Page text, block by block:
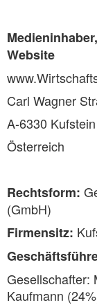
Website
Carl Wagner
A-6330 Kufstein
Österreich
Rechtsform:
(GmbH)
Firmensitz:
Gesellschafter:
Kaufmann